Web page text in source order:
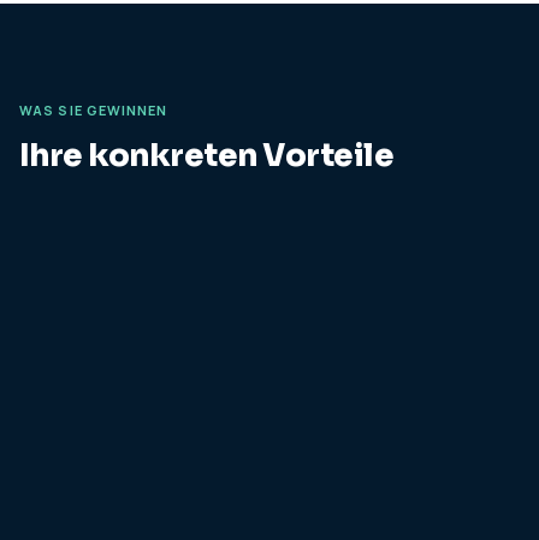
WAS SIE GEWINNEN
Ihre konkreten Vorteile